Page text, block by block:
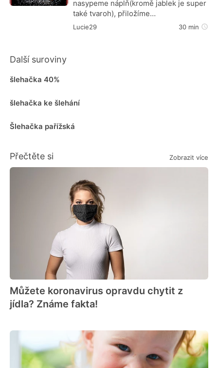
nasypeme náplň(kromě jablek je super
také tvaroh), přiložíme…
Lucie29 30 min
Další suroviny
šlehačka 40%
šlehačka ke šlehání
Šlehačka pařížská
Přečtěte si Zobrazit více
Můžete koronavirus opravdu chytit z
jídla? Známe fakta!